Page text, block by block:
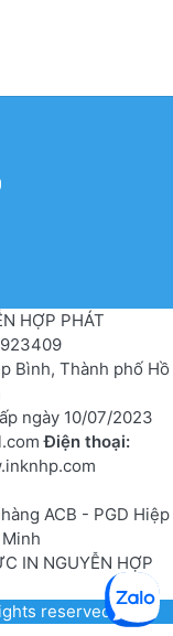
HỢP PHÁT
Bình, Thành phố Hồ
ngày 10/07/2023
Điện thoại:
ACB - PGD Hiệp
IN NGUYỄN HỢP
reserved.